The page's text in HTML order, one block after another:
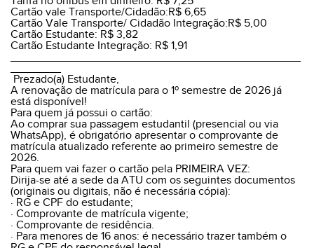
Cartão vale Transporte/Cidadão:R$ 6,65
Cartão Vale Transporte/ Cidadão Integração:R$ 5,00
Cartão Estudante: R$ 3,82
Cartão Estudante Integração: R$ 1,91
Prezado(a) Estudante,
A renovação de matrícula para o 1º semestre de 2026 já
está disponível!
Para quem já possui o cartão:
Ao comprar sua passagem estudantil (presencial ou via
WhatsApp), é obrigatório apresentar o comprovante de
matrícula atualizado referente ao primeiro semestre de
2026.
Para quem vai fazer o cartão pela PRIMEIRA VEZ:
Dirija-se até a sede da ATU com os seguintes documentos
(originais ou digitais, não é necessária cópia):
· RG e CPF do estudante;
· Comprovante de matrícula vigente;
· Comprovante de residência.
· Para menores de 16 anos: é necessário trazer também o
VER HORÁRIOS E ROTA
© Sistema Integrado Municipal Versão Desktop